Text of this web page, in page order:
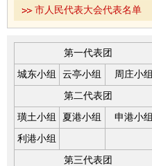
市人民代表大会代表名单
第一代表团
城东小组 云亭小组 周庄小组
第二代表团
璜土小组 夏港小组 申港小组
利港小组
第三代表团